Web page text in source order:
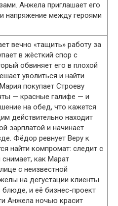
Анжела приглашает его
напряжение между героями
вечно «тащить» работу за
в жёсткий спор с
обвиняет его в плохой
уволиться и найти
покупает Строеву
— красные галифе — и
на обед, что кажется
действительно находит
зарплатой и начинает
Фёдор ревнует Веру к
найти компромат: следит с
как Марат
с неизвестной
на дегустации клиенты
блюде, и её бизнес-проект
Анжела ночью красит